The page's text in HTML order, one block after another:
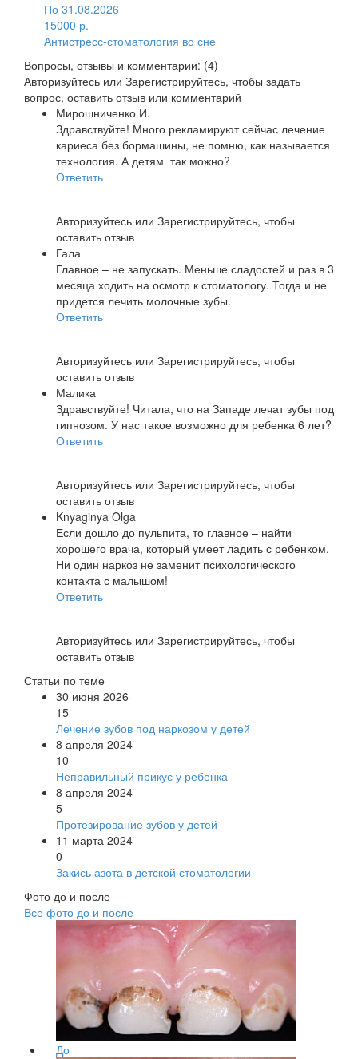
По 31.08.2026
15000 р.
Антистресс-стоматология во сне
Вопросы, отзывы и комментарии: (4)
Авторизуйтесь или Зарегистрируйтесь, чтобы задать
вопрос, оставить отзыв или комментарий
Мирошниченко И.
Здравствуйте! Много рекламируют сейчас лечение
кариеса без бормашины, не помню, как называется
технология. А детям так можно?
Ответить
Авторизуйтесь или Зарегистрируйтесь, чтобы
оставить отзыв
Гала
Главное – не запускать. Меньше сладостей и раз в 3
месяца ходить на осмотр к стоматологу. Тогда и не
придется лечить молочные зубы.
Ответить
Авторизуйтесь или Зарегистрируйтесь, чтобы
оставить отзыв
Малика
Здравствуйте! Читала, что на Западе лечат зубы под
гипнозом. У нас такое возможно для ребенка 6 лет?
Ответить
Авторизуйтесь или Зарегистрируйтесь, чтобы
оставить отзыв
Knyaginya Olga
Если дошло до пульпита, то главное – найти
хорошего врача, который умеет ладить с ребенком.
Ни один наркоз не заменит психологического
контакта с малышом!
Ответить
Авторизуйтесь или Зарегистрируйтесь, чтобы
оставить отзыв
Статьи по теме
30 июня 2026
15
Лечение зубов под наркозом у детей
8 апреля 2024
10
Неправильный прикус у ребенка
8 апреля 2024
5
Протезирование зубов у детей
11 марта 2024
0
Закись азота в детской стоматологии
Фото до и после
Все фото до и после
До